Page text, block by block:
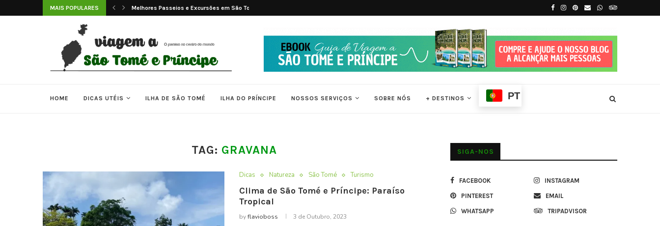
MAIS POPULARES
em São Tomé e... As 7 Melhores Praias de São Tomé e... 7 Principais Atrações Turísticas de São
HOME DICAS UTÉIS ILHA DE SÃO TOMÉ ILHA DO PRÍNCIPE NOSSOS SERVIÇOS SOBRE NÓS + DESTINOS PT
TAG: GRAVANA
Dicas Natureza São Tomé Turismo
Clima de São Tomé e Príncipe: Paraíso
Tropical
byflavioboss 3 de Outubro, 2023
SIGA-NOS
FACEBOOK INSTAGRAM
PINTEREST EMAIL
WHATSAPP TRIPADVISOR